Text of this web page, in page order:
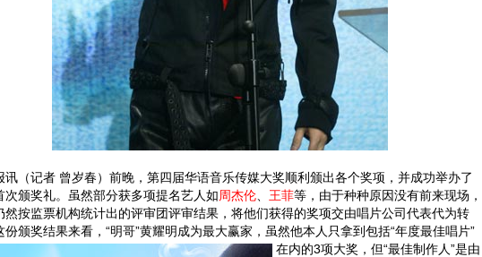
记者 曾岁春）前晚，第四届华语音乐传媒大奖顺利颁出各个奖项，并成功举办了
次颁奖礼。虽然部分获多项提名艺人如周杰伦 王菲等，由于种种原因没有前来现场，
然按监票机构统计出的评审团评审结果，将他们获得的奖项交由唱片公司代表代为转
份颁奖结果来看，“明哥”黄耀明成为最大赢家，虽然他本人只拿到包括“年度最佳唱片”
在内的3项大奖，但“最佳制作人”是由